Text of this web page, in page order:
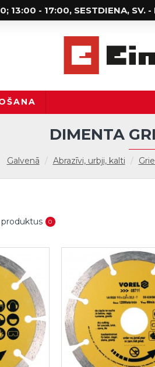
13:00 - 17:00, SESTDIENA, SV. -
Galvenā Abrazīvi, urbji, kalti
DIMENTA
0